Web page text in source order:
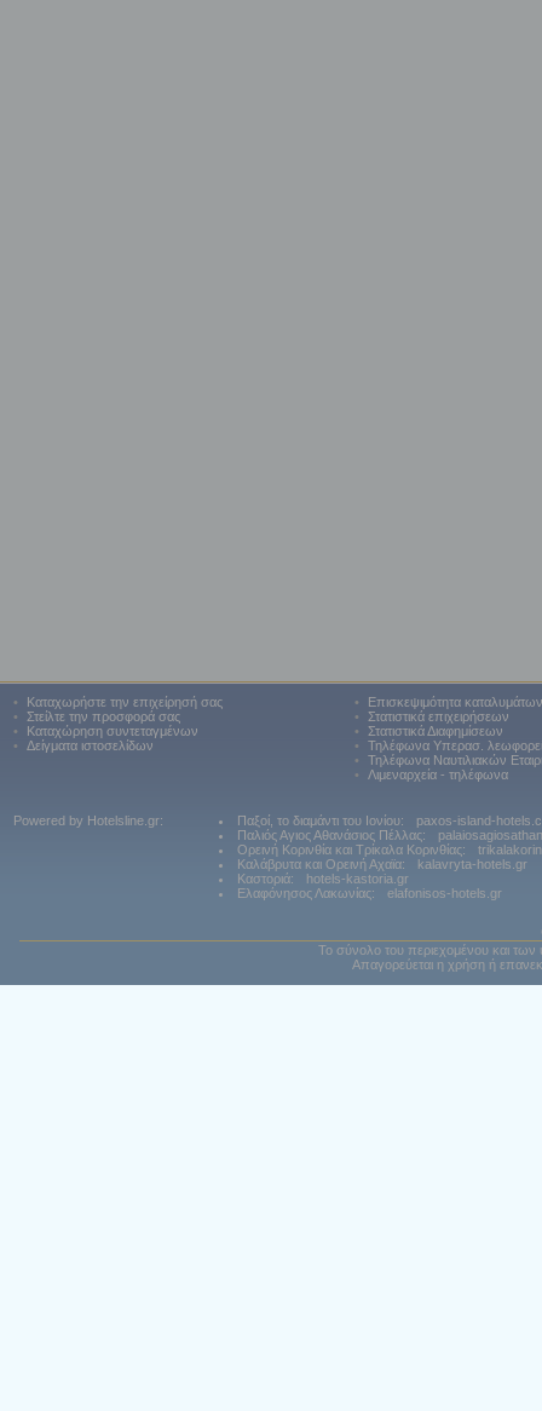
•
Καταχωρήστε την επιχείρησή σας
•
Στείλτε την προσφορά σας
•
Καταχώρηση συντεταγμένων
•
Δείγματα ιστοσελίδων
•
Επισκεψιμότητα καταλυμάτων
•
Στατιστικά επιχειρήσεων
•
Στατιστικά Διαφημίσεων
•
Τηλέφωνα Υπερασ.
•
Τηλέφωνα Ναυτιλιακών
•
Λιμεναρχεία - τηλέφωνα
Powered by Hotelsline.gr: Παξοί, το διαμάντι του Ιονίου:
paxos-island-
Παλιός Αγιος Αθανάσιος Πέλλας:
Ορεινή Κορινθία και Τρίκαλα Κορινθίας:
Καλάβρυτα και Ορεινή Αχαϊα:
kalavryta-hotels.gr
Καστοριά:
hotels-kastoria.gr
Ελαφόνησος Λακωνίας:
elafonisos-hotels.gr
Το σύνολο του περιεχομένου και των
Απαγορεύεται η χρήση ή